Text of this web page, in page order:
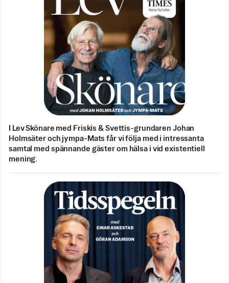
I Lev Skönare med Friskis & Svettis-grundaren Johan
Holmsäter och jympa-Mats får vi följa med i intressanta
samtal med spännande gäster om hälsa i vid existentiell
mening.